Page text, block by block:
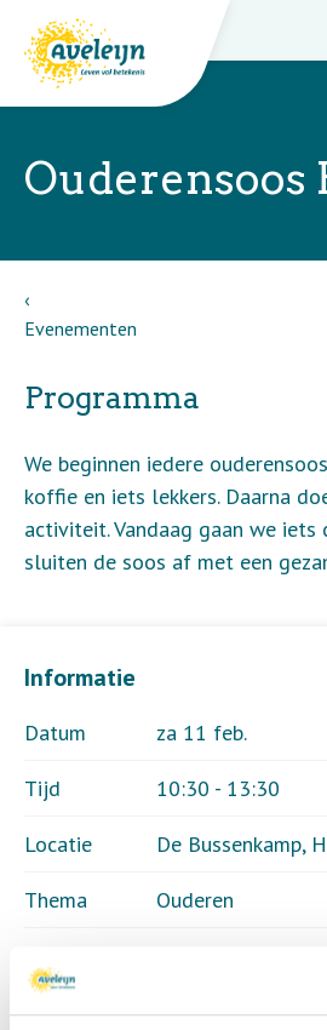
Ouderensoos
Evenementen
Informatie
Datum
za 11 feb.
Tijd
10:30 - 13:30
Locatie
De Bussenkamp,
Thema
Ouderen
Deelnemers
30 van 35
Programma
We beginnen iedere
koffie en iets lekkers. Daarna
activiteit. Vandaag gaan we iets
sluiten de soos af met een